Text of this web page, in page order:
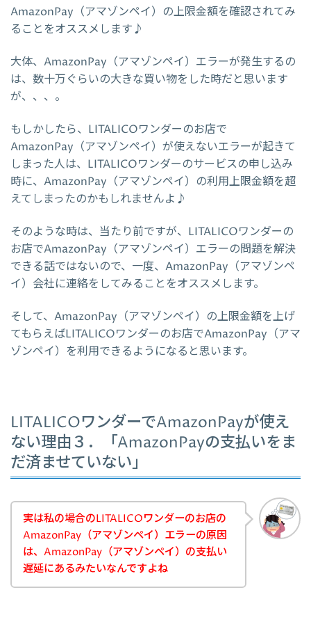
AmazonPay（アマゾンペイ）の上限金額を確認されてみ
ることをオススメします♪
大体、AmazonPay（アマゾンペイ）エラーが発生するの
は、数十万ぐらいの大きな買い物をした時だと思います
が、、、。
もしかしたら、LITALICOワンダーのお店で
AmazonPay（アマゾンペイ）が使えないエラーが起きて
しまった人は、LITALICOワンダーのサービスの申し込み
時に、AmazonPay（アマゾンペイ）の利用上限金額を超
えてしまったのかもしれませんよ♪
そのような時は、当たり前ですが、LITALICOワンダーの
お店でAmazonPay（アマゾンペイ）エラーの問題を解決
できる話ではないので、一度、AmazonPay（アマゾンペ
イ）会社に連絡をしてみることをオススメします。
そして、AmazonPay（アマゾンペイ）の上限金額を上げ
てもらえばLITALICOワンダーのお店でAmazonPay（アマ
ゾンペイ）を利用できるようになると思います。
LITALICOワンダーでAmazonPayが使え
ない理由３．「AmazonPayの支払いをま
だ済ませていない」
実は私の場合のLITALICOワンダーのお店の
AmazonPay（アマゾンペイ）エラーの原因
は、AmazonPay（アマゾンペイ）の支払い
遅延にあるみたいなんですよね